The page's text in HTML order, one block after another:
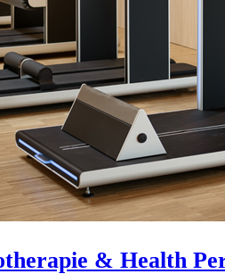
& Health